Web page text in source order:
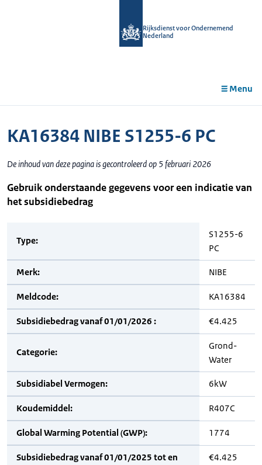
Rijksdienst voor Ondernemend
Nederland
Menu
KA16384 NIBE S1255-6 PC
De inhoud van deze pagina is gecontroleerd op 5 februari 2026
Gebruik onderstaande gegevens voor een indicatie van
het subsidiebedrag
Type:
S1255-6
PC
Merk: NIBE
Meldcode: KA16384
Subsidiebedrag vanaf 01/01/2026 : €4.425
Categorie:
Grond-
Water
Subsidiabel Vermogen: 6kW
Koudemiddel: R407C
Global Warming Potential (GWP): 1774
Subsidiebedrag vanaf 01/01/2025 tot en
€4.425